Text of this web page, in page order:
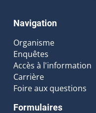
Navigation
Organisme
Enquêtes
Accès à l'information
Carrière
Foire aux questions
Formulaires